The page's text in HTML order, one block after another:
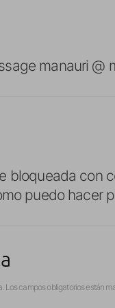
manauri @
bloqueada con
puedo hacer
Los campos obligatorios están